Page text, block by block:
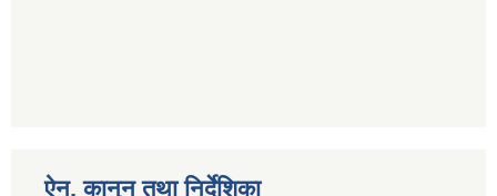
ऐन, कानुन तथा निर्देशिका